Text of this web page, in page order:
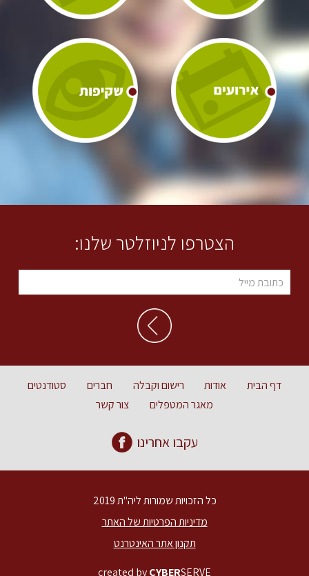
הצטרפו לניוזלטר שלנו:
דף הבית אודות רישום וקבלה חברים
סטודנטים
מאגר המטפלים
צור קשר
עקבו אחרינו
כל הזכויות שמורות ליה"ת 2019
מדיניות הפרטיות של האתר
תקנון אתר האינטרנט
created byCYBERSERVE